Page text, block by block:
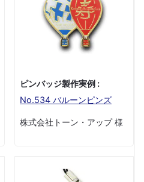
ピンバッジ製作実例 :
No.534 バルーンピンズ
株式会社トーン・アップ 様